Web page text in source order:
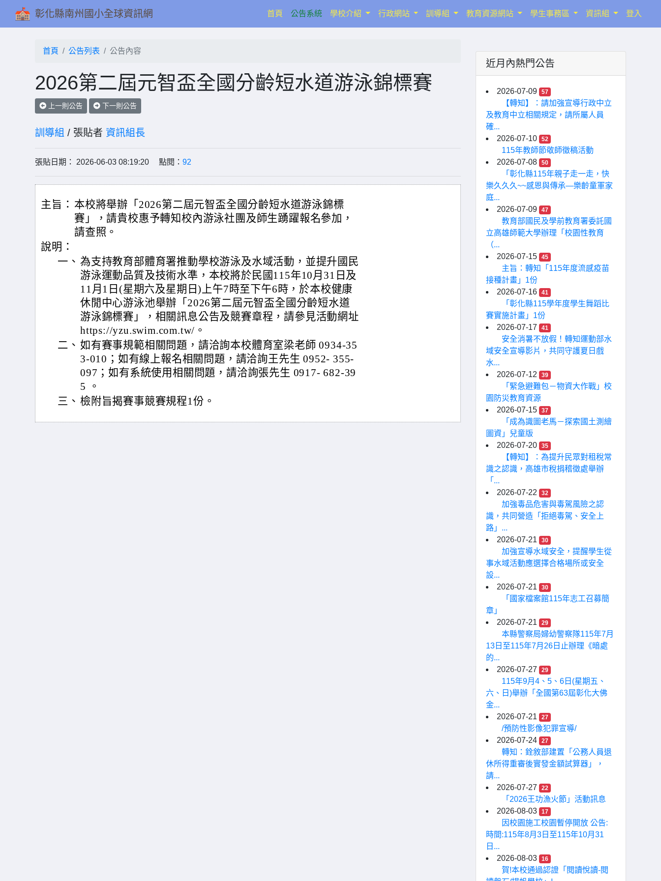
彰化縣南州國小全球資訊網 首頁(current)
公告系統 學校介紹 行政網站 訓導組 教育資源網站 學生事務區 資訊組 登入
首頁 公告列表 公告內容
2026第二屆元智盃全國分齡短水道游泳錦標賽
上一則公告 下一則公告
訓導組 / 張貼者 資訊組長
張貼日期： 2026-06-03 08:19:20 點閱： 92
主旨： 本校將舉辦「2026第二屆元智盃全國分齡短水道游泳錦標
賽」，請貴校惠予轉知校內游泳社團及師生踴躍報名參加，
請查照。
說明：
一、 為支持教育部體育署推動學校游泳及水域活動，並提升國民
游泳運動品質及技術水準，本校將於民國115年10月31日及
11月1日(星期六及星期日)上午7時至下午6時，於本校健康
休閒中心游泳池舉辦「2026第二屆元智盃全國分齡短水道
游泳錦標賽」，相關訊息公告及競賽章程，請參見活動網址
https://yzu.swim.com.tw/。
二、 如有賽事規範相關問題，請洽詢本校體育室梁老師 0934-35
3-010；如有線上報名相關問題，請洽詢王先生 0952- 355-
097；如有系統使用相關問題，請洽詢張先生 0917- 682-39
5 。
三、 檢附旨揭賽事競賽規程1份。
近月內熱門公告
2026-07-09 57
【轉知】：請加強宣導行政中立
及教育中立相關規定，請所屬人員
確...
2026-07-10
52
115年教師節敬師徵稿活動
2026-07-08
50
「彰化縣115年親子走一走，快
樂久久久~~感恩與傳承—樂齡童軍家
庭...
2026-07-09
47
教育部國民及學前教育署委託國
立高雄師範大學辦理「校園性教育
（...
2026-07-15
45
主旨：轉知「115年度流感疫苗
接種計畫」1份
2026-07-16
41
「彰化縣115學年度學生舞蹈比
賽實施計畫」1份
2026-07-17
41
安全消暑不放假！轉知運動部水
域安全宣導影片，共同守護夏日戲
水...
2026-07-12
39
「緊急避難包－物資大作戰」校
園防災教育資源
2026-07-15
37
「成為識圖老馬－探索國土測繪
圖資」兒童版
2026-07-20
35
【轉知】：為提升民眾對租稅常
識之認識，高雄市稅捐稽徵處舉辦
「...
2026-07-22
32
加強毒品危害與毒駕風險之認
識，共同營造「拒絕毒駕、安全上
路」...
2026-07-21
30
加強宣導水域安全，提醒學生從
事水域活動應選擇合格場所或安全
設...
2026-07-21
30
「國家檔案館115年志工召募簡
章」
2026-07-21
29
本縣警察局婦幼警察隊115年7月
13日至115年7月26日止辦理《暗處
的...
2026-07-27
29
115年9月4、5、6日(星期五、
六、日)舉辦「全國第63屆彰化大佛
金...
2026-07-21
27
/預防性影像犯罪宣導/
2026-07-24
27
轉知：銓敘部建置「公務人員退
休所得重審後實發金額試算器」，
請...
2026-07-27
22
「2026王功漁火節」活動訊息
2026-08-03
17
因校園施工校園暫停開放 公告:
時間:115年8月3日至115年10月31
日...
2026-08-03
16
賀!本校通過認證「閱讀悅讀-閱